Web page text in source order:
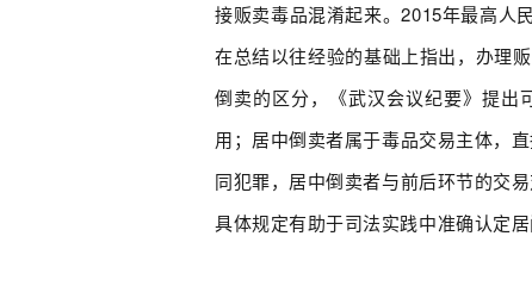
接贩卖毒品混淆起来。2015年最高人
在总结以往经验的基础上指出，办理
倒卖的区分，《武汉会议纪要》提出
用；居中倒卖者属于毒品交易主体，
同犯罪，居中倒卖者与前后环节的交
具体规定有助于司法实践中准确认定居